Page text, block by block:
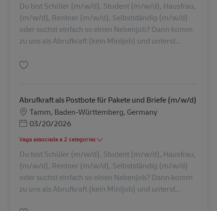
Du bist Schüler (m/w/d), Student (m/w/d), Hausfrau,
(m/w/d), Rentner (m/w/d), Selbstständig (m/w/d)
oder suchst einfach so einen Nebenjob? Dann komm
zu uns als Abrufkraft (kein Minijob) und unterst...
Abrufkraft als Postbote für Pakete und Briefe (m/w/d)
Localização
Tamm, Baden-Württemberg, Germany
Posted Date
03/20/2026
Vaga associada a 2 categorias
Du bist Schüler (m/w/d), Student (m/w/d), Hausfrau,
(m/w/d), Rentner (m/w/d), Selbstständig (m/w/d)
oder suchst einfach so einen Nebenjob? Dann komm
zu uns als Abrufkraft (kein Minijob) und unterst...